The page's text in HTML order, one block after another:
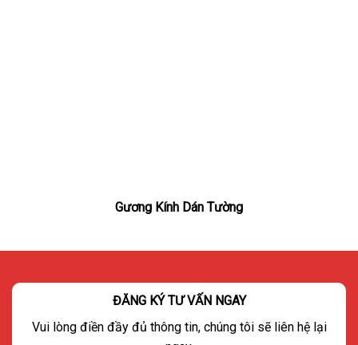
Gương Kính Dán Tường
ĐĂNG KÝ TƯ VẤN NGAY
Vui lòng điền đầy đủ thông tin, chúng tôi sẽ liên hệ lại